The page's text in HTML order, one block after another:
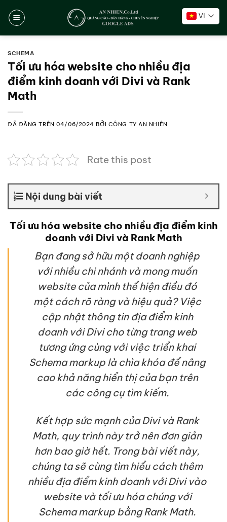
đến
VI
SCHEMA
Tối ưu hóa website cho nhiều địa
điểm kinh doanh với Divi và Rank
Math
ĐÃ ĐĂNG TRÊN04/06/2024 BỞI CÔNG TY AN NHIÊN
Rate this post
Nội dung bài viết
Tối ưu hóa website cho nhiều địa điểm kinh
doanh với Divi và Rank Math
Bạn đang sở hữu một doanh nghiệp
với nhiều chi nhánh và mong muốn
website của mình thể hiện điều đó
một cách rõ ràng và hiệu quả? Việc
cập nhật thông tin địa điểm kinh
doanh với Divi cho từng trang web
tương ứng cùng với việc triển khai
Schema markup là chìa khóa để nâng
cao khả năng hiển thị của bạn trên
các công cụ tìm kiếm.
Kết hợp sức mạnh của Divi và Rank
Math, quy trình này trở nên đơn giản
hơn bao giờ hết. Trong bài viết này,
chúng ta sẽ cùng tìm hiểu cách thêm
nhiều địa điểm kinh doanh với Divi vào
website và tối ưu hóa chúng với
Schema markup bằng Rank Math.